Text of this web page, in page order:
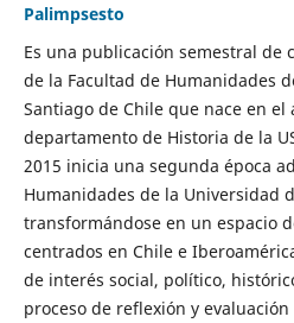
Palimpsesto
Es una publicación semestral
de la Facultad de Humanidades
Santiago de Chile que nace en el
departamento de Historia de la
2015 inicia una segunda época
Humanidades de la Universidad
transformándose en un espacio
centrados en Chile e
de interés social, político,
proceso de reflexión y